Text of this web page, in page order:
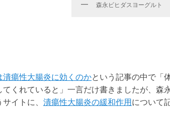
森永ビヒダスヨーグルト
潰瘍性大腸炎に効くのかという記事の中で「
てくれていると」一言だけ書きましたが、森
イトに、 潰瘍性大腸炎の緩和作用 について